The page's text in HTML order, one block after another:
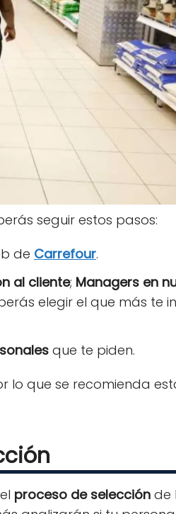
seguir estos pasos:
de Carrefour.
al cliente; Managers en
elegir el que más te
que te piden.
lo que se recomienda
proceso de selección de